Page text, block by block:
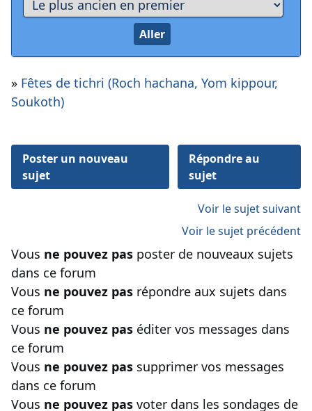
» Fêtes de tichri (Roch hachana, Yom kippour,
Soukoth)
Poster un nouveau
sujet
Répondre au
sujet
Voir le sujet suivant
Voir le sujet précédent
Vous ne pouvez pas poster de nouveaux sujets
dans ce forum
Vous ne pouvez pas répondre aux sujets dans
ce forum
Vous ne pouvez pas éditer vos messages dans
ce forum
Vous ne pouvez pas supprimer vos messages
dans ce forum
Vous ne pouvez pas voter dans les sondages de